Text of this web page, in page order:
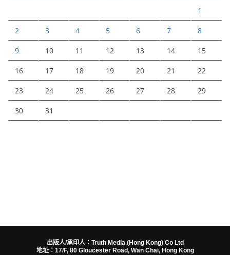
1
2 3 4 5 6 7 8
9 10 11 12 13 14 15
16 17 18 19 20 21 22
23 24 25 26 27 28 29
30 31
出版人/承印人：Truth Media (Hong Kong) Co Ltd
地址：17/F, 80 Gloucester Road, Wan Chai, Hong Kong